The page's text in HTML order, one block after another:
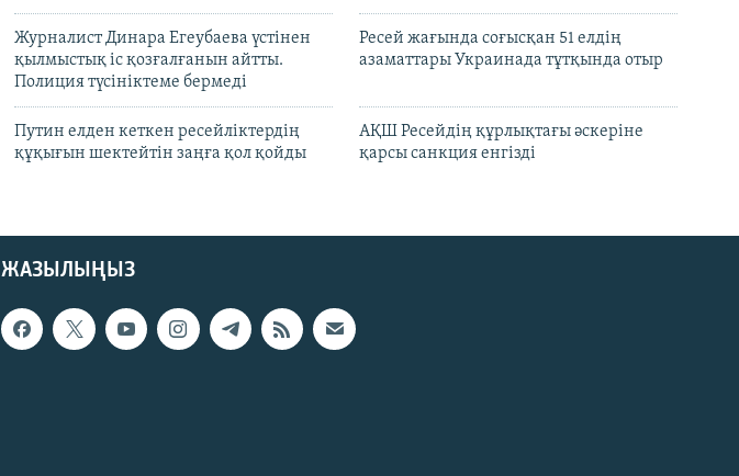
Журналист Динара Егеубаева үстінен
қылмыстық іс қозғалғанын айтты.
Полиция түсініктеме бермеді
Ресей жағында соғысқан 51 елдің
азаматтары Украинада тұтқында отыр
Путин елден кеткен ресейліктердің
құқығын шектейтін заңға қол қойды
АҚШ Ресейдің құрлықтағы әскеріне
қарсы санкция енгізді
ЖАЗЫЛЫҢЫЗ